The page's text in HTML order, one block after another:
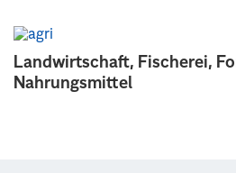
Landwirtschaft, Fischerei,
Nahrungsmittel